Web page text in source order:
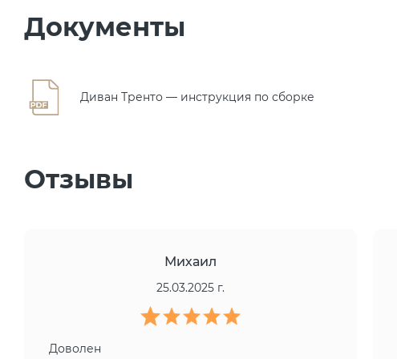
Документы
Диван Тренто — инструкция по сборке
Отзывы
Михаил
25.03.2025 г.
Доволен